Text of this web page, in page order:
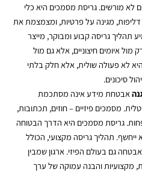
לא מורשים. גריסת מסמכים היא כלי
דליפות, מגינה על פרטיות, ומצמצמת את
תהליך גריסה קבוע ומבוקר, מייצר
איומים חיצוניים, אלא גם מול
היא לא פעולה שולית, אלא חלק בלתי
סיכונים.
אבטחת מידע אינה מסתכמת
מסמכים פיזיים – חוזים, תכתובות,
גריסת מסמכים היא הדרך הבטוחה
תהליך גריסה מקצועי, הכולל
גם בעולם הפיזי. ארגון שמבין
מקצועיות והבנה עמוקה של ערך